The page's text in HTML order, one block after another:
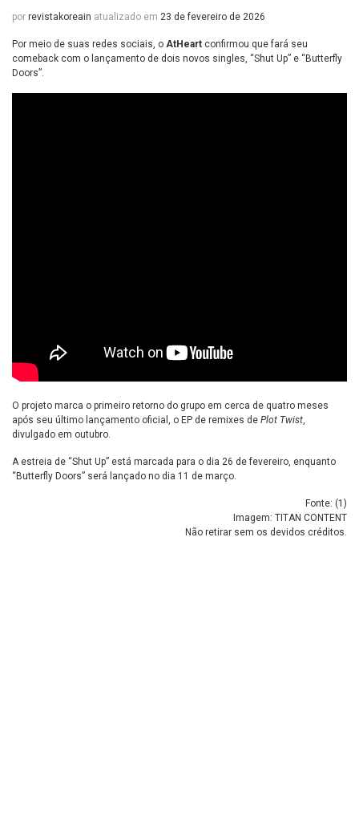
por revistakoreain atualizado em 23 de fevereiro de 2026
Por meio de suas redes sociais, o AtHeart confirmou que fará seu
comeback com o lançamento de dois novos singles, “Shut Up” e “Butterfly
Doors”.
O projeto marca o primeiro retorno do grupo em cerca de quatro meses
após seu último lançamento oficial, o EP de remixes de Plot Twist,
divulgado em outubro.
A estreia de “Shut Up” está marcada para o dia 26 de fevereiro, enquanto
“Butterfly Doors” será lançado no dia 11 de março.
Fonte: (1 )
Imagem: TITAN CONTENT
Não retirar sem os devidos créditos.